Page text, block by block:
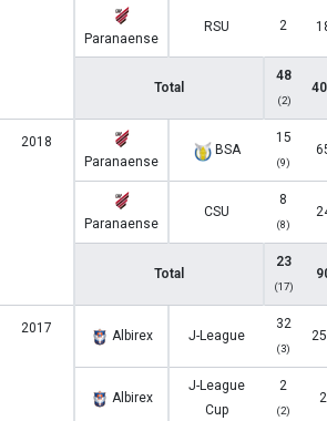
Paranaense
RSU 2
Total
48
(2)
2018
Paranaense
BSA
15
(9)
Paranaense
CSU
8
(8)
Total
23
(17)
2017 Albirex J-League
32
(3)
Albirex
J-League
Cup
2
(2)